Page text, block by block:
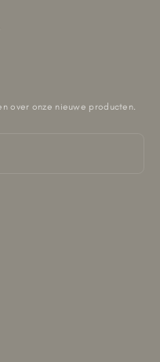
over onze nieuwe producten.